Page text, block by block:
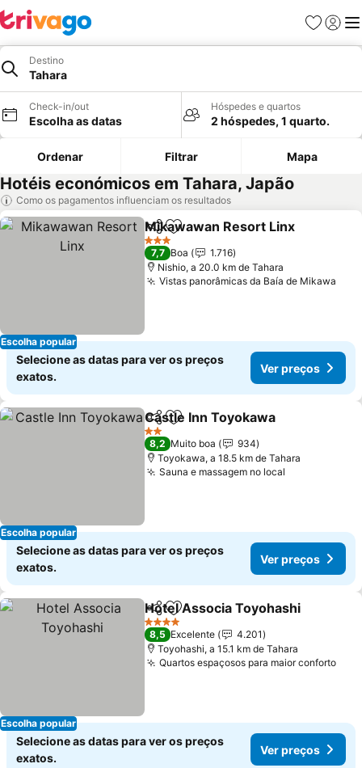
Favoritos
Iniciar
Destino
Tahara
Check-in/out
Escolha as datas
Hóspedes e quartos
2 hóspedes, 1 quarto.
Ordenar Filtrar Mapa
Hotéis económicos em Tahara, Japão
Como os pagamentos influenciam os resultados
Escolha popular
PartilharAdicionar aos favoritos
Mikawawan Resort Linx
3 Estrelas
7,7 Boa
1.716
Nishio, a 20.0 km de Tahara
Vistas panorâmicas da Baía de Mikawa
Selecione as datas para ver os preços
exatos.
Ver preços
Escolha popular
PartilharAdicionar aos favoritos
Castle Inn Toyokawa
2 Estrelas
8,2 Muito boa
934
Toyokawa, a 18.5 km de Tahara
Sauna e massagem no local
Selecione as datas para ver os preços
exatos.
Ver preços
Escolha popular
PartilharAdicionar aos favoritos
Hotel Associa Toyohashi
4 Estrelas
8,5 Excelente
4.201
Toyohashi, a 15.1 km de Tahara
Quartos espaçosos para maior conforto
Selecione as datas para ver os preços
exatos.
Ver preços